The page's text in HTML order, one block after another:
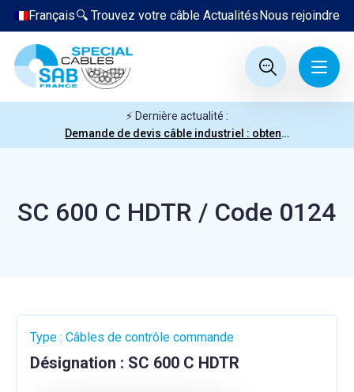
Nous rejoindre
Actualités
🔍 Trouvez votre câble
Français
⚡ Dernière actualité :
Demande de devis câble industriel : obtenez votre prix en quelques clics
SC 600 C HDTR / Code 0124
Type : Câbles de contrôle commande
Désignation : SC 600 C HDTR